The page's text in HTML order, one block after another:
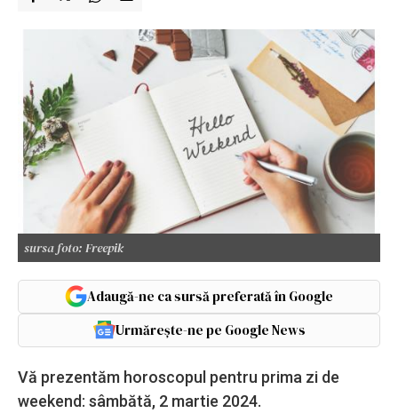
sursa foto: Freepik
Adaugă-ne ca sursă preferată în Google
Urmărește-ne pe Google News
Vă prezentăm horoscopul pentru prima zi de
weekend: sâmbătă, 2 martie 2024.